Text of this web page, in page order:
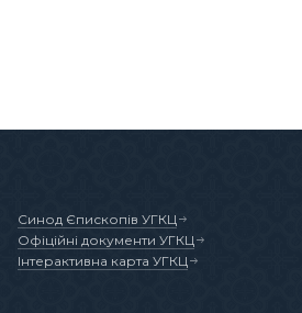
Синод Єпископів УГКЦ
Офіційні документи УГКЦ
Інтерактивна карта УГКЦ